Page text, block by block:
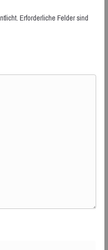
Erforderliche Felder sind